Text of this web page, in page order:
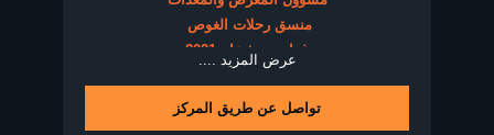
منسق رحلات الغوص
غواص منذ عام 2021
عرض المزيد ....
تواصل عن طريق المركز